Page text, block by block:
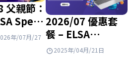
父親節：
Speak
套餐正
出售
年/07月/27
2026/07 優惠套
餐 – ELSA
Premium 學習套
2025年/04月/21日